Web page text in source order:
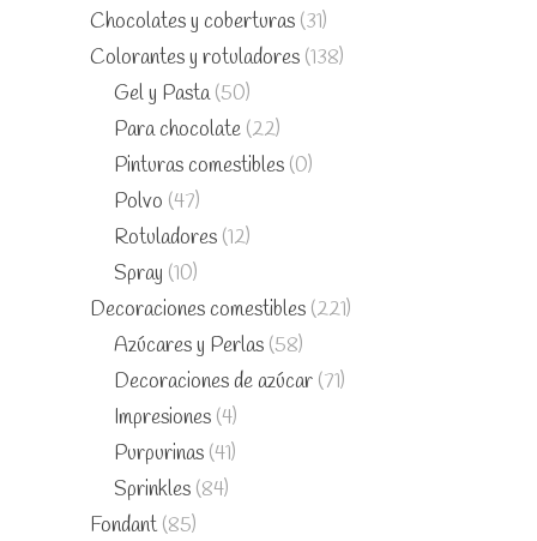
Chocolates y coberturas (31)
Colorantes y rotuladores (138)
Gel y Pasta (50)
Para chocolate (22)
Pinturas comestibles (0)
Polvo (47)
Rotuladores (12)
Spray (10)
Decoraciones comestibles (221)
Azúcares y Perlas (58)
Decoraciones de azúcar (71)
Impresiones (4)
Purpurinas (41)
Sprinkles (84)
Fondant (85)